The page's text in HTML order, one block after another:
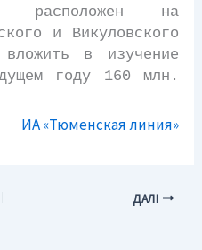
расположен на
и Викуловского
в изучение
году 160 млн.
ИА «Тюменская линия»
ДАЛІ